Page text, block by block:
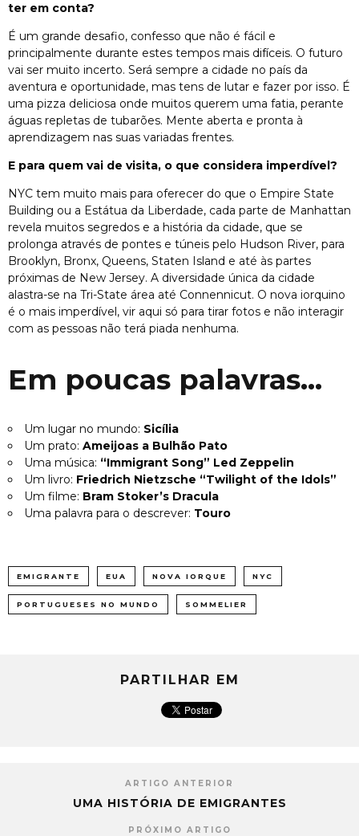
ter em conta?
É um grande desafio, confesso que não é fácil e
principalmente durante estes tempos mais difíceis. O futuro
vai ser muito incerto. Será sempre a cidade no país da
aventura e oportunidade, mas tens de lutar e fazer por isso. É
uma pizza deliciosa onde muitos querem uma fatia, perante
águas repletas de tubarões. Mente aberta e pronta à
aprendizagem nas suas variadas frentes.
E para quem vai de visita, o que considera imperdível?
NYC tem muito mais para oferecer do que o Empire State
Building ou a Estátua da Liberdade, cada parte de Manhattan
revela muitos segredos e a história da cidade, que se
prolonga através de pontes e túneis pelo Hudson River, para
Brooklyn, Bronx, Queens, Staten Island e até às partes
próximas de New Jersey. A diversidade única da cidade
alastra­-se na Tri-State área até Connennicut. O nova iorquino
é o mais imperdível, vir aqui só para tirar fotos e não interagir
com as pessoas não terá piada nenhuma.
Em poucas palavras…
Um lugar no mundo: Sicília
Um prato: Ameijoas a Bulhão Pato
Uma música: “Immigrant Song” Led Zeppelin
Um livro: Friedrich Nietzsche “Twilight of the Idols”
Um filme: Bram Stoker’s Dracula
Uma palavra para o descrever: Touro
EMIGRANTE EUA NOVA IORQUE NYC
PORTUGUESES NO MUNDO SOMMELIER
PARTILHAR EM
ARTIGO ANTERIOR
UMA HISTÓRIA DE EMIGRANTES
PRÓXIMO ARTIGO